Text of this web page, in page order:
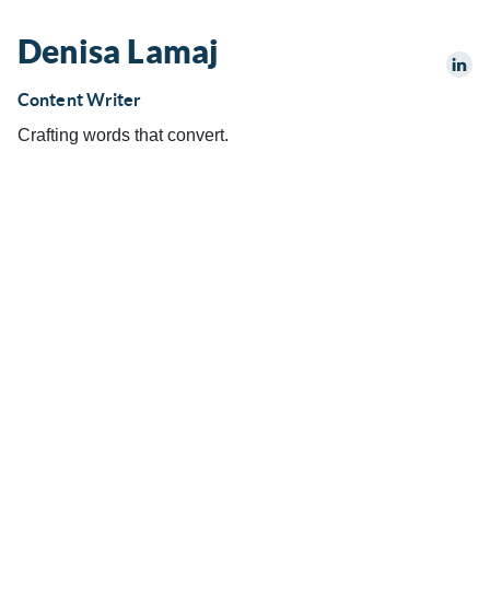
Denisa Lamaj
Content Writer
Crafting words that convert.